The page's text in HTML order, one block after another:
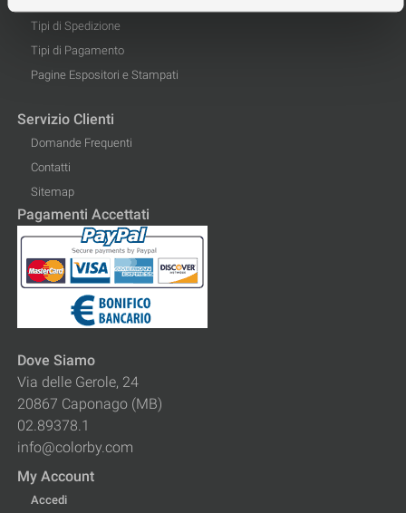
Tipi di Spedizione
Tipi di Pagamento
Pagine Espositori e Stampati
Servizio Clienti
Domande Frequenti
Contatti
Sitemap
Pagamenti Accettati
Dove Siamo
Via delle Gerole, 24
20867 Caponago (MB)
02.89378.1
info@colorby.com
My Account
Accedi